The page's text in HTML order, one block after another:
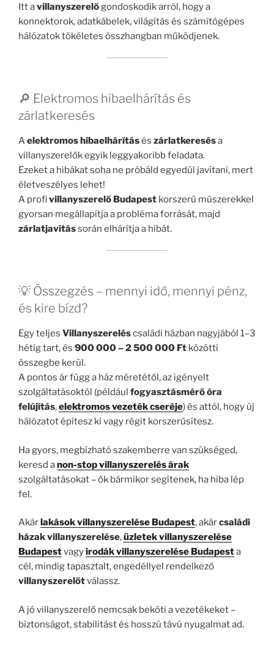
Itt avillanyszerelőgondoskodik arról, hogy a
konnektorok, adatkábelek, világítás és számítógépes
hálózatok tökéletes összhangban működjenek.
🔎 Elektromos hibaelhárítás és
zárlatkeresés
Aelektromos hibaelhárításés zárlatkeresésa
villanyszerelők egyik leggyakoribb feladata.
Ezeket a hibákat soha ne próbáld egyedül javítani, mert
életveszélyes lehet!
A profivillanyszerelő Budapest korszerű műszerekkel
gyorsan megállapítja a probléma forrását, majd
zárlatjavítássorán elhárítja a hibát.
💡 Összegzés – mennyi idő, mennyi pénz,
és kire bízd?
Egy teljes Villanyszereléscsaládi házban nagyjából 1–3
hétig tart, és 900 000 – 2 500 000 Ft közötti
összegbe kerül.
A pontos ár függ a ház méretétől, az igényelt
szolgáltatásoktól (például fogyasztásmérő óra
felújítás,elektromos vezeték cseréje) és attól, hogy új
hálózatot építesz ki vagy régit korszerűsítesz.
Ha gyors, megbízható szakemberre van szükséged,
keresd anon-stop villanyszerelés árak
szolgáltatásokat – ők bármikor segítenek, ha hiba lép
fel.
Akár lakások villanyszerelése Budapest, akárcsaládi
házak villanyszerelése,üzletek villanyszerelése
Budapestvagyirodák villanyszerelése Budapesta
cél, mindig tapasztalt, engedéllyel rendelkező
villanyszerelőtválassz.
A jó villanyszerelő nemcsak beköti a vezetékeket –
biztonságot, stabilitást és hosszú távú nyugalmat ad.